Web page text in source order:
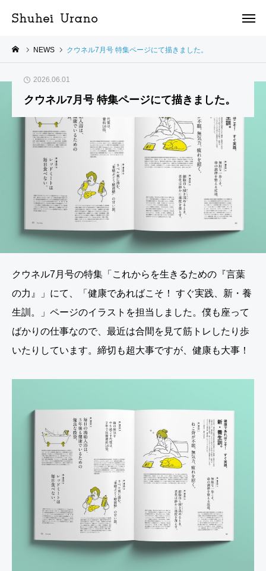
NEWS クウネル7月号 特集ページにて描きました。
2026.06.01
クウネル7月号 特集ページにて描きました。
クウネル7月号の特集「これからを生きるための『言葉
の力』」にて、「健康であればこそ！ すぐ実践、新・養
生訓。」ページのイラストを担当しました。僕も座って
ばかりの仕事なので、最近は合間を見て筋トレしたり歩
いたりしています。締切も超大事ですが、健康も大事！